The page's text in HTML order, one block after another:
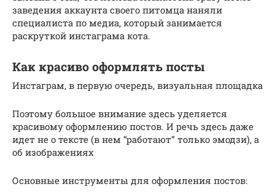
заведения аккаунта своего питомца наняли
специалиста по медиа, который занимается
раскруткой инстаграма кота.
Как красиво оформлять посты
Инстаграм, в первую очередь, визуальная площадка
Поэтому большое внимание здесь уделяется
красивому оформлению постов. И речь здесь даже
идет не о тексте (в нем “работают” только эмодзи), а
об изображениях
Основные инструменты для оформления постов: